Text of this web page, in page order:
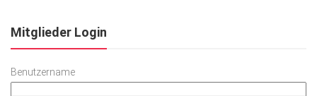
Mitglieder Login
Benutzername